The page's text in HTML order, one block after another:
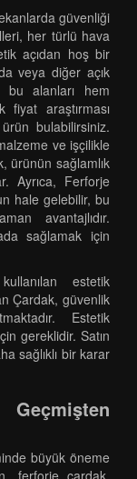
güvenliği
her türlü hava
açıdan hoş bir
veya diğer açık
bu alanları hem
araştırması
bulabilirsiniz.
ve işçilikle
ürünün sağlamlık
Ayrıca, Ferforje
hale gelebilir, bu
avantajlıdır.
sağlamak için
estetik
Çardak, güvenlik
Estetik
gereklidir. Satın
sağlıklı bir karar
büyük öneme
ferforje çardak,